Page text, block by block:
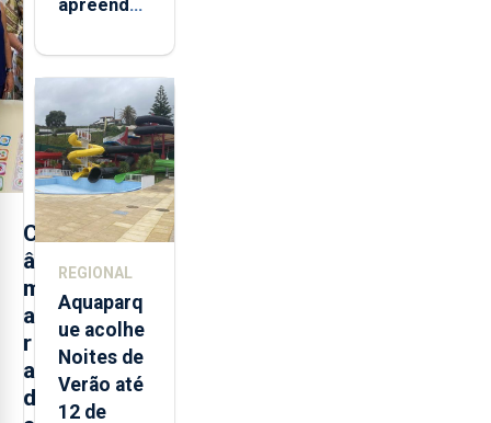
C
â
m
a
r
a
d
apreendeu
toneladas
de
alimentos
entre
2021 e
2025 nos
Açores
REGIONAL
Aquaparq
ue acolhe
Noites de
Verão até
12 de